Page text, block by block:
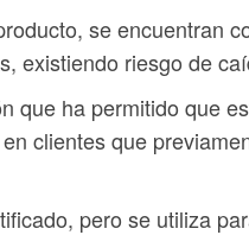
se encuentran
existiendo riesgo de
ha permitido que
clientes que
pero se utiliza